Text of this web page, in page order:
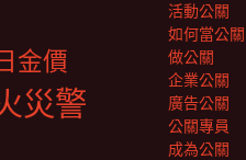
金價
災警
活動公關
如何當公關
做公關
企業公關
廣告公關
公關專員
成為公關